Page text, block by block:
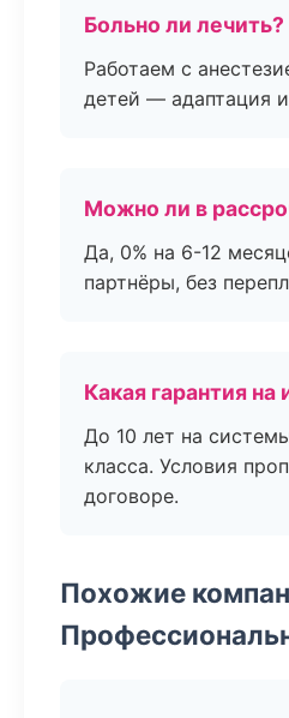
Больно ли лечить?
Работаем с
детей — адаптация и
Можно ли в
Да, 0% на 6-12
партнёры, без
Какая гарантия
До 10 лет на
класса. Условия
договоре.
Похожие